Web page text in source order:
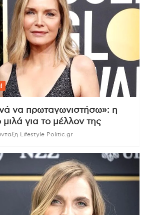
να πρωταγωνιστήσω»: η
για το μέλλον της
Lifestyle Politic.gr